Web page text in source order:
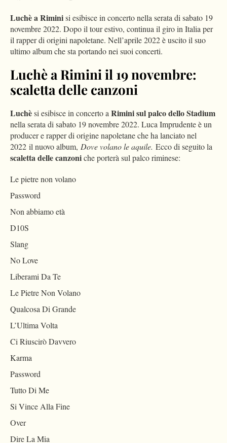
Luchè a Riminisi esibisce in concerto nella serata di sabato 19
novembre 2022. Dopo il tour estivo, continua il giro in Italia per
il rapper di origini napoletane. Nell’aprile 2022 è uscito il suo
ultimo album che sta portando nei suoi concerti.
Luchè a Rimini il 19 novembre:
scaletta delle canzoni
Luchèsi esibisce in concerto aRimini sul palco dello Stadium
nella serata di sabato 19 novembre 2022. Luca Imprudente è un
producer e rapper di origine napoletane che ha lanciato nel
2022 il nuovo album, Dove volano le aquile. Ecco di seguito la
scaletta delle canzoniche porterà sul palco riminese:
Le pietre non volano
Password
Non abbiamo età
D10S
Slang
No Love
Liberami Da Te
Le Pietre Non Volano
Qualcosa Di Grande
L’Ultima Volta
Ci Riuscirò Davvero
Karma
Password
Tutto Di Me
Si Vince Alla Fine
Over
Dire La Mia